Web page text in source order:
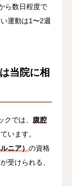
ら数日程度で
運動は1〜2週
当院に相
では、 腹腔
います。
ニア）の資格
受けられる、